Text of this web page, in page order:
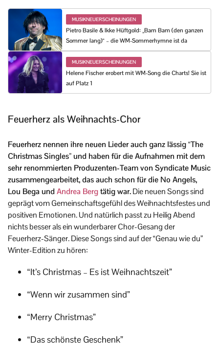
MUSIKNEUERSCHEINUNGEN
Pietro Basile & Ikke Hüftgold: „Bam Bam (den ganzen
Sommer lang)“ – die WM-Sommerhymne ist da
MUSIKNEUERSCHEINUNGEN
Helene Fischer erobert mit WM-Song die Charts! Sie ist
auf Platz 1
Feuerherz als Weihnachts-Chor
Feuerherz nennen ihre neuen Lieder auch ganz lässig “The
Christmas Singles” und haben für die Aufnahmen mit dem
sehr renommierten Produzenten-Team von Syndicate Music
zusammengearbeitet, das auch schon für die No Angels,
Lou Bega und Andrea Bergtätig war.Die neuen Songs sind
geprägt vom Gemeinschaftsgefühl des Weihnachtsfestes und
positiven Emotionen. Und natürlich passt zu Heilig Abend
nichts besser als ein wunderbarer Chor-Gesang der
Feuerherz-Sänger. Diese Songs sind auf der “Genau wie du”
Winter-Edition zu hören:
“It’s Christmas – Es ist Weihnachtszeit”
“Wenn wir zusammen sind”
“Merry Christmas”
“Das schönste Geschenk”